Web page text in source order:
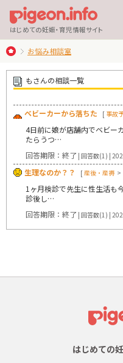
はじめての妊娠・育児情報サイト
お悩み相談室
もさんの相談一覧
ベビーカーから落ちた [ 事故
4日前に娘が店舗内でベビー
たらうつ…
回答期限：終了 | 回答数(1) |
生理なのか？？ [産後・産褥 >
1ヶ月検診で先生に性生活も
診後し…
回答期限：終了 | 回答数(1) |
はじめての